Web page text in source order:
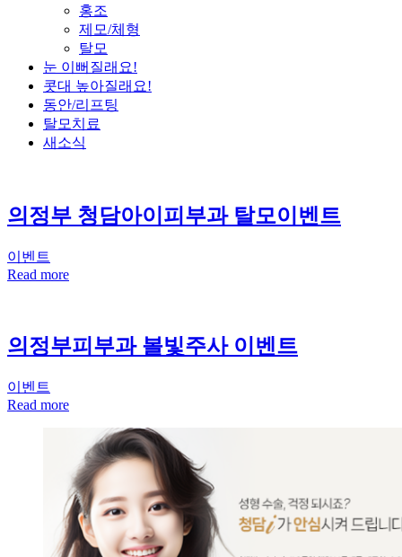
홍조
제모/체형
탈모
눈 이뻐질래요!
콧대 높아질래요!
동안/리프팅
탈모치료
새소식
의정부 청담아이피부과 탈모이벤트
이벤트
Read more
의정부피부과 볼빛주사 이벤트
이벤트
Read more